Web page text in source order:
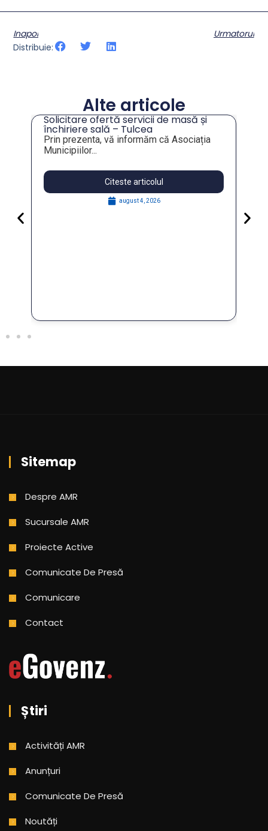
Inapoi
Urmatorul
Distribuie:
Alte articole
Solicitare ofertă servicii de masă și
închiriere sală – Tulcea
Prin prezenta, vă informăm că Asociația
Municipiilor...
Citeste articolul
august 4, 2026
Sitemap
Despre AMR
Sucursale AMR
Proiecte Active
Comunicate De Presă
Comunicare
Contact
Știri
Activități AMR
Anunțuri
Comunicate De Presă
Noutăți